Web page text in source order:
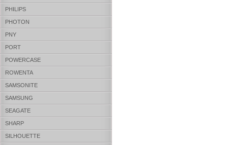
PHILIPS
PHOTON
PNY
PORT
POWERCASE
ROWENTA
SAMSONITE
SAMSUNG
SEAGATE
SHARP
SILHOUETTE